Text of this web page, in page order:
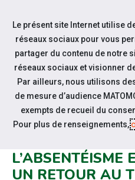
Aller au contenu
Notre actualité
CONFÉRENCE-
L’ABSENTÉISME
UN RETOUR AU
Le présent site Internet utilise
réseaux sociaux pour vous
partager du contenu de notre
réseaux sociaux et visionner
Par ailleurs, nous utilisons
de mesure d’audience
exempts de recueil du
Pour plus de renseignements,